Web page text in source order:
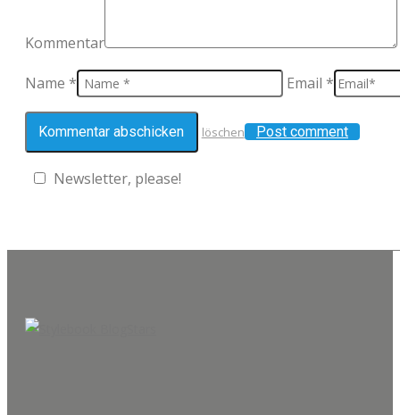
Kommentar
Name * Email *
löschen Post comment
Newsletter, please!